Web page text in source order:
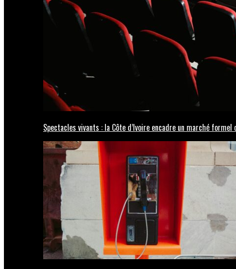
Spectacles vivants : la Côte d’Ivoire encadre un marché formel